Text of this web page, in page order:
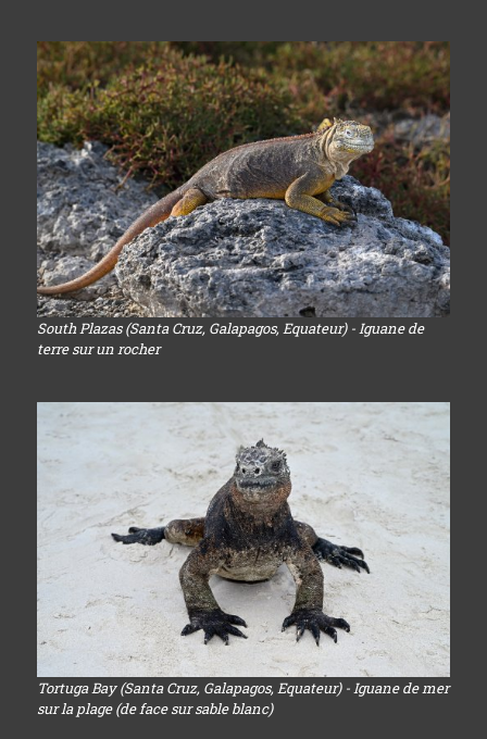
South Plazas (Santa Cruz, Galapagos, Equateur) - Iguane de
terre sur un rocher
Tortuga Bay (Santa Cruz, Galapagos, Equateur) - Iguane de mer
sur la plage (de face sur sable blanc)